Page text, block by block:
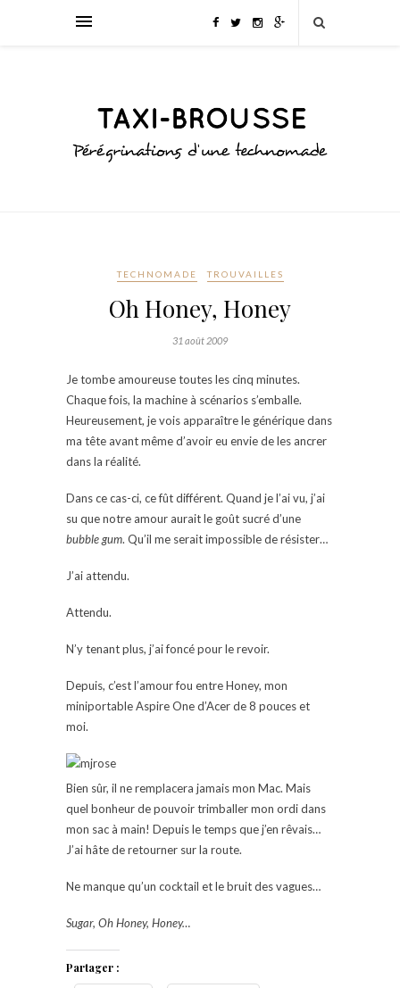
TECHNOMADE TROUVAILLES
Oh Honey, Honey
31 août 2009
Je tombe amoureuse toutes les cinq minutes.
Chaque fois, la machine à scénarios s’emballe.
Heureusement, je vois apparaître le générique dans
ma tête avant même d’avoir eu envie de les ancrer
dans la réalité.
Dans ce cas-ci, ce fût différent. Quand je l’ai vu, j’ai
su que notre amour aurait le goût sucré d’une
bubble gum. Qu’il me serait impossible de résister…
J’ai attendu.
Attendu.
N’y tenant plus, j’ai foncé pour le revoir.
Depuis, c’est l’amour fou entre Honey, mon
miniportable Aspire One d’Acer de 8 pouces et
moi.
Bien sûr, il ne remplacera jamais mon Mac. Mais
quel bonheur de pouvoir trimballer mon ordi dans
mon sac à main! Depuis le temps que j’en rêvais…
J’ai hâte de retourner sur la route.
Ne manque qu’un cocktail et le bruit des vagues…
Sugar, Oh Honey, Honey…
Partager :